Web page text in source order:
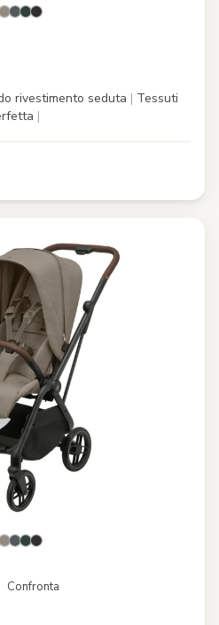
rivestimento seduta | Tessuti
|
Confronta